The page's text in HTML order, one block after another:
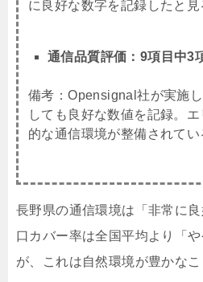
に良好な数字を記録したと見
通信品質評価：9項目中3
備考：Opensignal社が実施
しても良好な数値を記録。
的な通信環境が整備されてい
長野県の通信環境は「非常に
口カバー率は全国平均より「
が、これは自然環境が豊かなこ